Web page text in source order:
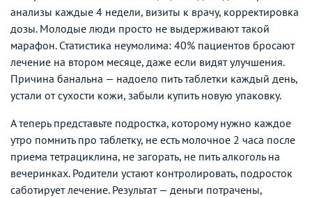
анализы каждые 4 недели, визиты к врачу, корректировка
дозы. Молодые люди просто не выдерживают такой
марафон. Статистика неумолима: 40% пациентов бросают
лечение на втором месяце, даже если видят улучшения.
Причина банальна — надоело пить таблетки каждый день,
устали от сухости кожи, забыли купить новую упаковку.
А теперь представьте подростка, которому нужно каждое
утро помнить про таблетку, не есть молочное 2 часа после
приема тетрациклина, не загорать, не пить алкоголь на
вечеринках. Родители устают контролировать, подросток
саботирует лечение. Результат — деньги потрачены,